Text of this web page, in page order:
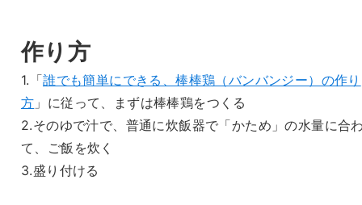
作り方
1.「誰でも簡単にできる、棒棒鶏（バンバンジー）の作り
方 」に従って、まずは棒棒鶏をつくる
2.そのゆで汁で、普通に炊飯器で「かため」の水量に合
て、ご飯を炊く
3.盛り付ける